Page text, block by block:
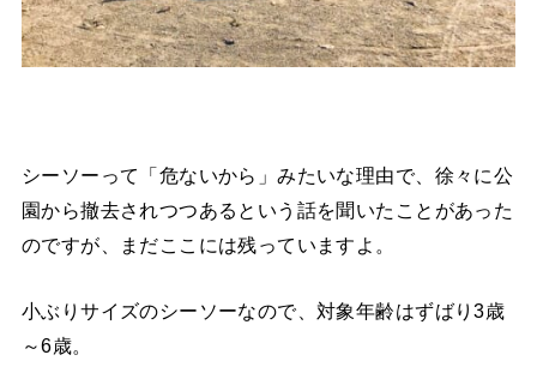
シーソーって「危ないから」みたいな理由で、徐々に公
園から撤去されつつあるという話を聞いたことがあった
のですが、まだここには残っていますよ。
小ぶりサイズのシーソーなので、対象年齢はずばり3歳
～6歳。